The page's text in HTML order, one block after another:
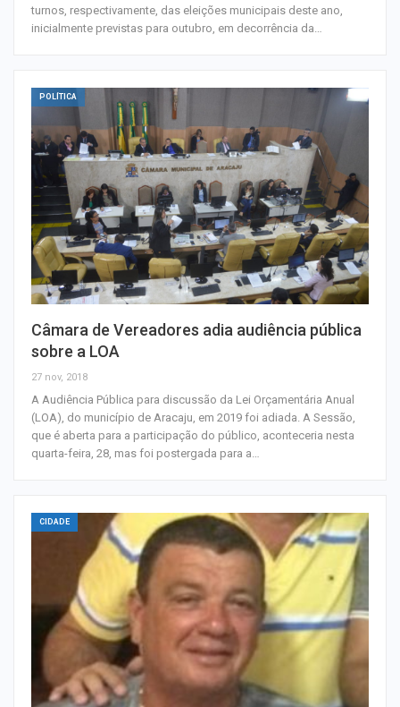
turnos, respectivamente, das eleições municipais deste ano,
inicialmente previstas para outubro, em decorrência da…
POLÍTICA
Câmara de Vereadores adia audiência pública
sobre a LOA
27 nov, 2018
A Audiência Pública para discussão da Lei Orçamentária Anual
(LOA), do município de Aracaju, em 2019 foi adiada. A Sessão,
que é aberta para a participação do público, aconteceria nesta
quarta-feira, 28, mas foi postergada para a…
CIDADE